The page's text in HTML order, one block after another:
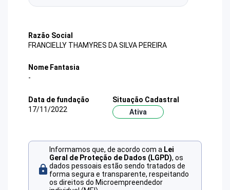
Razão Social
FRANCIELLY THAMYRES DA SILVA PEREIRA
Nome Fantasia
-
Data de fundação
17/11/2022
Situação Cadastral
Ativa
Informamos que, de acordo com a Lei
Geral de Proteção de Dados (LGPD), os
dados pessoais estão sendo tratados de
forma segura e transparente, respeitando
os direitos do Microempreendedor